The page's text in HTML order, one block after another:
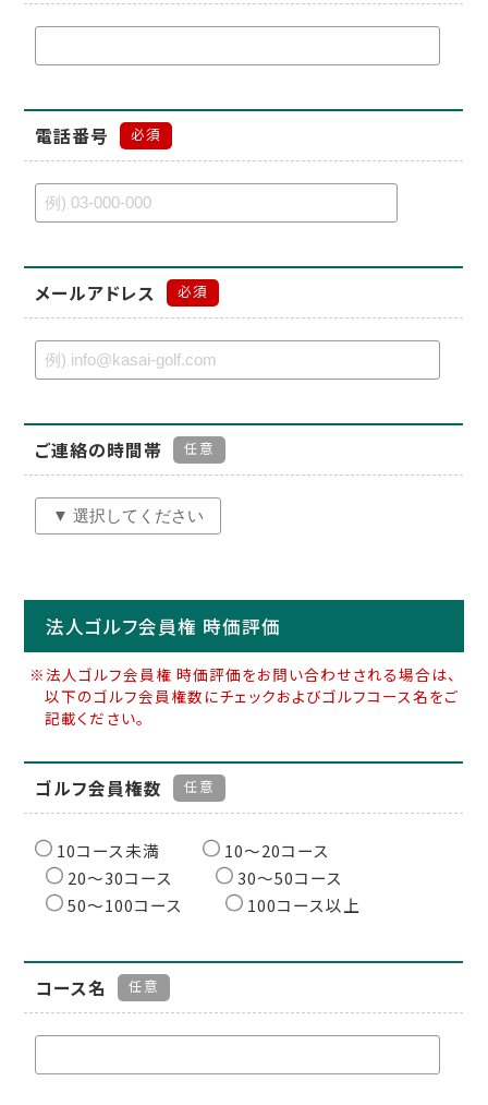
電話番号 必須
メールアドレス 必須
ご連絡の時間帯 任意
法人ゴルフ会員権 時価評価
※法人ゴルフ会員権 時価評価をお問い合わせされる場合は、
以下のゴルフ会員権数にチェックおよびゴルフコース名をご
記載ください。
ゴルフ会員権数 任意
10コース未満
10〜20コース
20〜30コース
30〜50コース
50〜100コース
100コース以上
コース名 任意